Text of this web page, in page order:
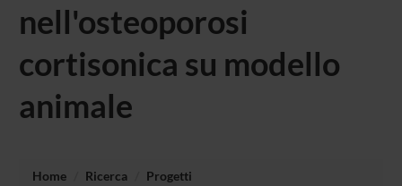
nell'osteoporosi
cortisonica su modello
animale
Home Ricerca
Progetti